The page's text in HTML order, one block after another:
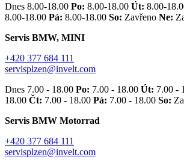
Dnes 8.00-18.00 Po: 8.00-18.00 Út: 8.00-
8.00-18.00 Pá: 8.00-18.00 So: Zavřeno Ne:
Servis BMW, MINI
+420 377 684 111
servisplzen@invelt.com
Dnes 7.00 - 18.00 Po: 7.00 - 18.00 Út: 7.00 -
18.00 Čt: 7.00 - 18.00 Pá: 7.00 - 18.00 So:
Servis BMW Motorrad
+420 377 684 111
servisplzen@invelt.com